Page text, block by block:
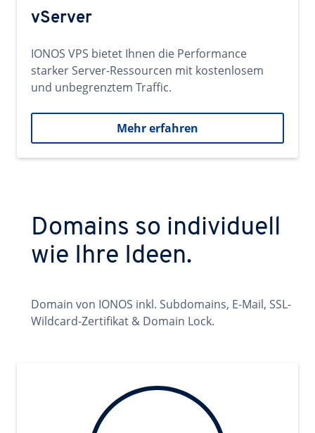
vServer
IONOS VPS bietet Ihnen die Performance
starker Server-Ressourcen mit kostenlosem
und unbegrenztem Traffic.
Mehr erfahren
Domains so individuell
wie Ihre Ideen.
Domain von IONOS inkl. Subdomains, E-Mail, SSL-
Wildcard-Zertifikat & Domain Lock.